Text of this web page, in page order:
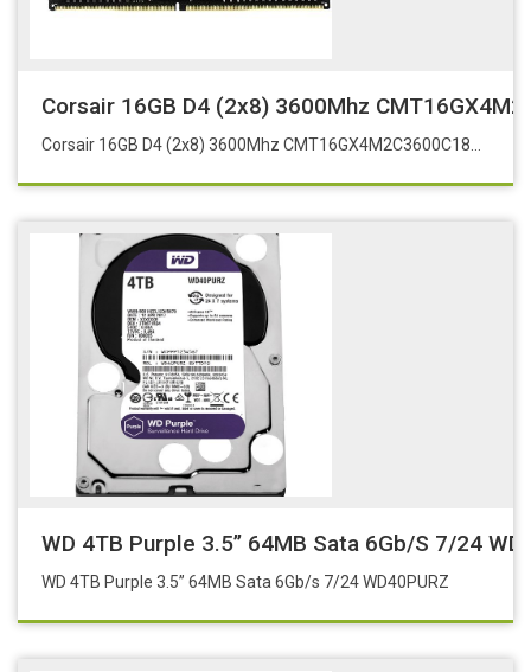
Corsair 16GB D4 (2x8) 3600Mhz
WD 4TB Purple 3.5’’ 64MB Sata 6Gb/s 7/24
WD 4TB Purple 3.5’’ 64MB Sata 6Gb/s 7/24 WD40PURZ